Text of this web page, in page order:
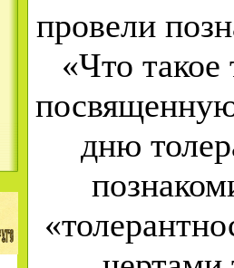
провели
«Что такое
дню